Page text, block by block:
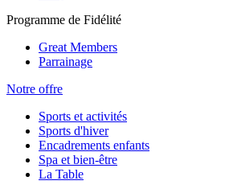
Programme de Fidélité
Great Members
Parrainage
Notre offre
Sports et activités
Sports d'hiver
Encadrements enfants
Spa et bien-être
La Table